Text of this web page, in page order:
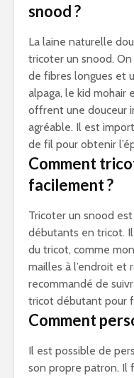
snood ?
La laine naturelle
tricoter un snood.
de fibres longues et
alpaga, le kid mohair
offrent une douceur
agréable. Il est
de fil pour obtenir
Comment
facilement ?
Tricoter un snood
débutants en tricot.
du tricot, comme
mailles à l’endroit et
recommandé de
tricot débutant pour
Comment
Il est possible de
son propre patron. Il